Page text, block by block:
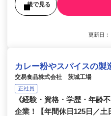
後で見る
更新日
カレー粉やスパイスの製
交易食品株式会社 茨城工場
正社員
《経験・資格・学歴・年齢
企業！【年間休日125日／土